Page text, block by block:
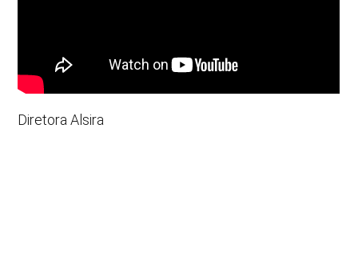
Diretora Alsira